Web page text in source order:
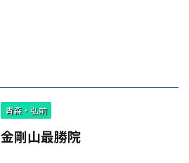
青森・弘前
金剛山最勝院